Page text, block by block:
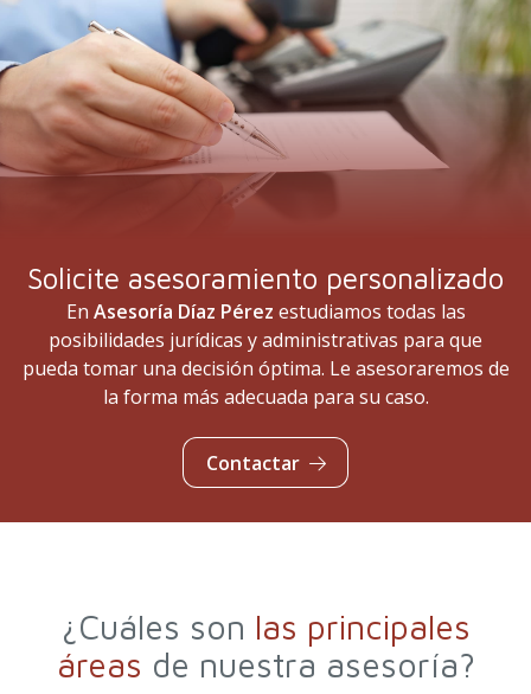
Solicite asesoramiento personalizado
En Asesoría Díaz Pérez estudiamos todas las
posibilidades jurídicas y administrativas para que
pueda tomar una decisión óptima. Le asesoraremos de
la forma más adecuada para su caso.
Contactar
¿Cuáles son las principales
áreas de nuestra asesoría?